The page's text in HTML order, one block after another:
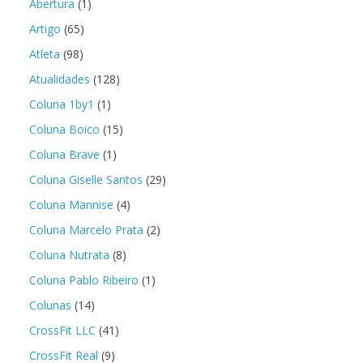
Abertura (1)
Artigo (65)
Atleta (98)
Atualidades (128)
Coluna 1by1 (1)
Coluna Boico (15)
Coluna Brave (1)
Coluna Giselle Santos (29)
Coluna Mannise (4)
Coluna Marcelo Prata (2)
Coluna Nutrata (8)
Coluna Pablo Ribeiro (1)
Colunas (14)
CrossFit LLC (41)
CrossFit Real (9)